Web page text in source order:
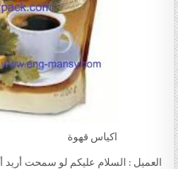
اكياس قهوة
العميل : السلام عليكم لو سمحت